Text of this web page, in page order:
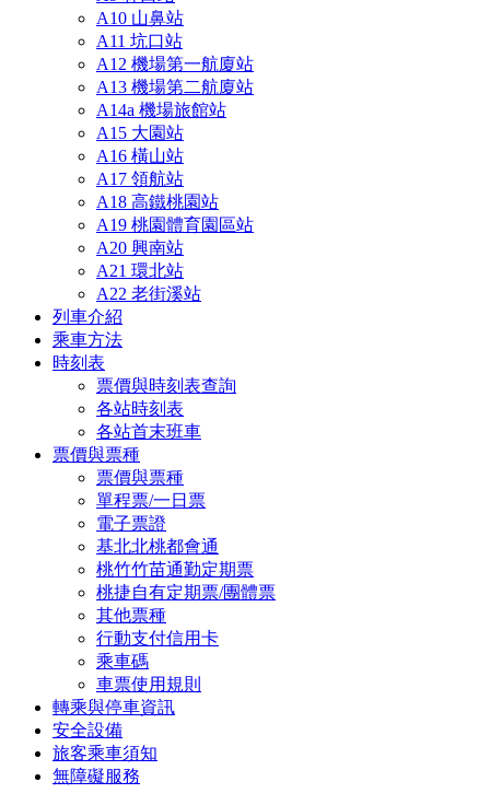
A10 山鼻站
A11 坑口站
A12 機場第一航廈站
A13 機場第二航廈站
A14a 機場旅館站
A15 大園站
A16 橫山站
A17 領航站
A18 高鐵桃園站
A19 桃園體育園區站
A20 興南站
A21 環北站
A22 老街溪站
列車介紹
乘車方法
時刻表
票價與時刻表查詢
各站時刻表
各站首末班車
票價與票種
票價與票種
單程票/一日票
電子票證
基北北桃都會通
桃竹竹苗通勤定期票
桃捷自有定期票/團體票
其他票種
行動支付信用卡
乘車碼
車票使用規則
轉乘與停車資訊
安全設備
旅客乘車須知
無障礙服務